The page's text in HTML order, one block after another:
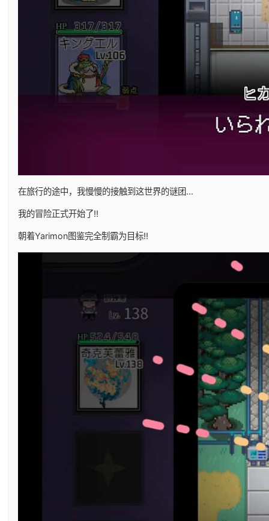
在旅行的途中，我慢慢的接触到这世界的谜团...
我的冒险正式开始了!!
朝着Yarimon图鉴完全制霸为目标!!